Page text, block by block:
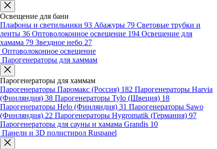
Освещение для бани
Плафоны и светильники 93 Абажуры 79 Световые трубки и
ленты 36 Оптоволоконное освещение 194 Освещение для
хамама 79 Звездное небо 27
Оптоволоконное освещение
Парогенераторы для хаммам
Парогенераторы для хаммам
Парогенераторы Паромакс (Россия) 182 Парогенераторы Harvia
(Финляндия) 38 Парогенераторы Tylo (Швеция) 18
Парогенераторы Helo (Финляндия) 31 Парогенераторы Sawo
(Финляндия) 22 Парогенераторы Hygromatik (Германия) 97
Парогенераторы для сауны и хамама Grandis 10
Панели и 3D полистирол Ruspanel